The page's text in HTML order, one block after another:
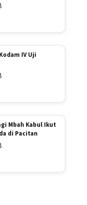
IV Uji
Mbah Kabul Ikut
di Pacitan